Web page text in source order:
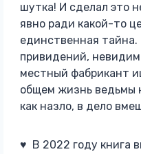
шутка! И сделал это
явно ради какой-то
единственная тайна.
привидений,
местный фабрикант
общем жизнь ведьмы
как назло, в дело
♥ В 2022 году книга